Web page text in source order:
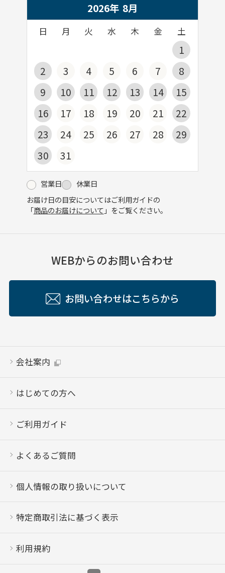
2026年 8月
日 月 火 水 木 金 土
1
2
3 4 5 6 7
8
9
10 11 12 13 14
15
16
17 18 19 20 21
22
23
24 25 26 27 28
29
30
31
営業日
休業日
お届け日の目安についてはご利用ガイドの
「商品のお届けについて 」をご覧ください。
WEBからのお問い合わせ
お問い合わせはこちらから
会社案内
はじめての方へ
ご利用ガイド
よくあるご質問
個人情報の取り扱いについて
特定商取引法に基づく表示
利用規約